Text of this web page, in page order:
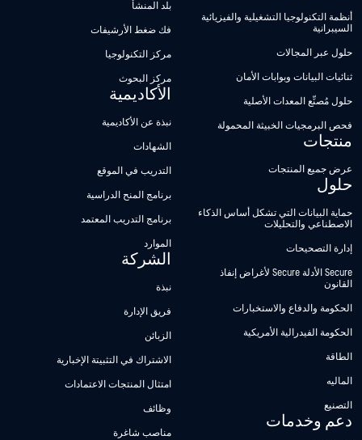
أنظمة التكنولوجيا التشغيلية والفيزيائية
السيبرانية
حلول عبر المجالات
ثنائيات البيانات وبوابات الأمان
حلول مُصنِّع المعدات الأصلية
فحص البرمجيات الخبيثة المحمولة
منتجات
عرض جميع المنتجات
حلول
حماية البيانات التي تشكل أساس الذكاء
الاصطناعي والتحليلات
إدارة التصحيحات
Secure الأدلة Secure لأغراض إنفاذ
القانون
الحكومة والدفاع والاستخبارات
الحكومة الفيدرالية الأمريكية
الطاقة
الماليه
التصنيع
دعم وخدمات
بلد المنشأ
فك ضغط الأرشيفات
مركز التكنولوجيا
مركز البحوث
الأكاديمية
نبذة عن الأكاديمية
الشهادات
التدريب في الموقع
برنامج المنح الدراسية
برنامج التدريب المعتمد
الموارد
الشركة
نبذة
فريق الإدارة
الزبائن
الاشتراك في التثبيتة الإخبارية
امتثال المنتجات الاعتمادات
وظائف
مناصب شاغرة